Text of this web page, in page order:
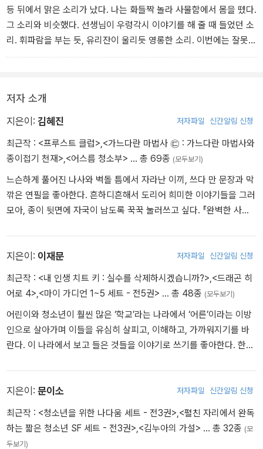
리가 없는데……. 당황스러웠다.
“괜찮아?”
놀란 유민이가 눈을 동그랗게 뜨고 물었다.
등 뒤에서 맑은 소리가 났다. 나는 화들짝 놀라 사물함에서 몸을 뗐다.
그 소리와 비슷했다. 선생님이 우렁각시 이야기를 해 줄 때 들었던 소
리. 휘파람을 부는 듯, 유리잔이 울리듯 영롱한 소리. 이번에는 잘못
들은 게 아니다. 내 뒤에 있는 건 사물함과 벽, 그리고 우렁이가 있는
게 다가섰다.
“혹시 방금 네가 말한 거니?”
머릿속에서 되살아났다. 우렁각시도 혼잣말에 대답부터 했는데. 눈이
따끔따끔하도록 우렁이를 빤히 들여다봤지만, 우렁이는 그대로였다.
나는 미심쩍게 다시 물었다.
“너 말할 수 있어?” _「너는 나의 우렁」
저자 소개
지은이: 김혜진 저자파일 신간알림 신청
최근작 : <프루스트 클럽>,<가느다란 마법사 ㉢ : 가느다란 마법사와
종이접기 천재>,<어스름 청소부> … 총 69종 (모두보기)
느슨하게 풀어진 나사와 벽돌 틈에서 자라난 이끼, 쓰다 만 문장과 막
깎은 연필을 좋아한다. 흔하디흔해서 도리어 희미한 이야기들을 그러
모아, 종이 뒷면에 자국이 남도록 꾹꾹 눌러쓰고 싶다. 『완벽한 사과
『일주일의 학교』 등 여러 동화를 썼다.
지은이: 이재문 저자파일 신간알림 신청
최근작 : <내 인생 치트 키 : 실수를 삭제하시겠습니까?>,<드래곤 히
어로 4>,<마이 가디언 1~5 세트 - 전5권> … 총 48종 (모두보기)
어린이와 청소년이 훨씬 많은 ‘학교’라는 나라에서 ‘어른’이라는 이방
인으로 살아가며 이들을 유심히 살피고, 이해하고, 가까워지기를 바
란다. 이 나라에서 보고 들은 것들을 이야기로 쓰기를 좋아한다. 한편,
망한다. 지은 책으로 동화 『몬스터 차일드』, 『언니는 외계인』, 『히든:
꼴까닥 섬의 비밀』, 『환상통증전문 삼신병원』, 「마이 가디언」, 「드래곤
히어로」 시리즈, 청소년 소설 『식스팩』, 『우리들의 마녀 아틀리에』,
『신록의 루미나』 등이 있다
지은이: 문이소 저자파일 신간알림 신청
최근작 : <청소년을 위한 나다움 세트 - 전3권>,<펼친 자리에서 완독
하는 짧은 청소년 SF 세트 - 전3권>,<김누아의 가설> … 총 32종 (모
두보기)